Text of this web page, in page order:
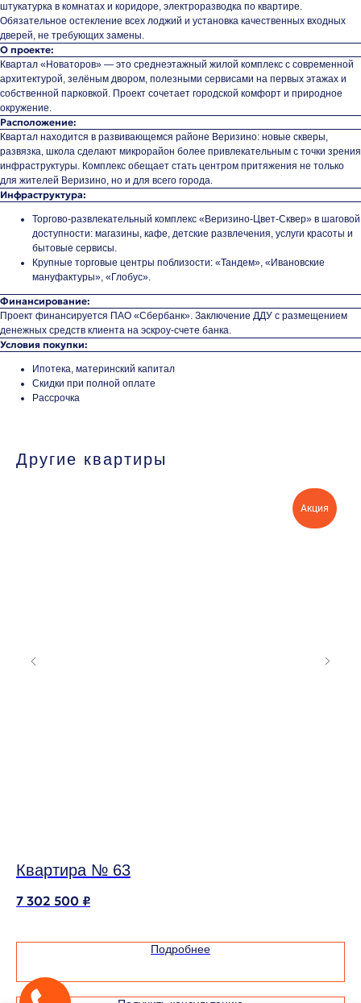
штукатурка в комнатах и коридоре, электроразводка по квартире.
Обязательное остекление всех лоджий и установка качественных входных
дверей, не требующих замены.
О проекте:
Квартал «Новаторов» — это среднеэтажный жилой комплекс с современной
архитектурой, зелёным двором, полезными сервисами на первых этажах и
собственной парковкой. Проект сочетает городской комфорт и природное
окружение.
Расположение:
Квартал находится в развивающемся районе Веризино: новые скверы,
развязка, школа сделают микрорайон более привлекательным с точки зрения
инфраструктуры. Комплекс обещает стать центром притяжения не только
для жителей Веризино, но и для всего города.
Инфраструктура:
Торгово-развлекательный комплекс «Веризино-Цвет-Сквер» в шаговой
доступности: магазины, кафе, детские развлечения, услуги красоты и
бытовые сервисы.
Крупные торговые центры поблизости: «Тандем», «Ивановские
мануфактуры», «Глобус».
Финансирование:
Проект финансируется ПАО «Сбербанк». Заключение ДДУ с размещением
денежных средств клиента на эскроу-счете банка.
Условия покупки:
Ипотека, материнский капитал
Скидки при полной оплате
Рассрочка
Другие квартиры
Акция
Квартира № 63
7 302 500 ₽
Подробнее